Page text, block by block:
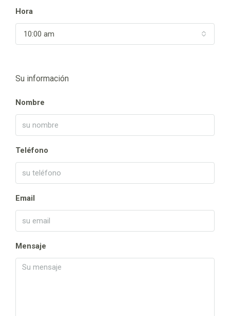
Hora
10:00 am
Su información
Nombre
Teléfono
Email
Mensaje